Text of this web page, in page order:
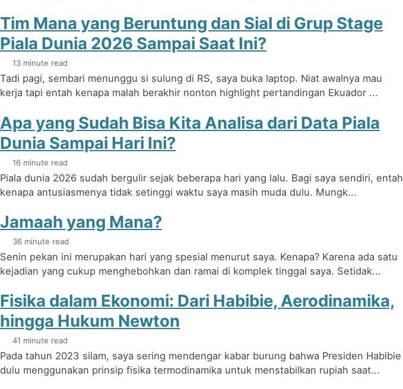
Tim Mana yang Beruntung dan Sial di Grup Stage
Piala Dunia 2026 Sampai Saat Ini?
13 minute read
Tadi pagi, sembari menunggu si sulung di RS, saya buka laptop. Niat awalnya mau
kerja tapi entah kenapa malah berakhir nonton highlight pertandingan Ekuador ...
Apa yang Sudah Bisa Kita Analisa dari Data Piala
Dunia Sampai Hari Ini?
16 minute read
Piala dunia 2026 sudah bergulir sejak beberapa hari yang lalu. Bagi saya sendiri, entah
kenapa antusiasmenya tidak setinggi waktu saya masih muda dulu. Mungk...
Jamaah yang Mana?
36 minute read
Senin pekan ini merupakan hari yang spesial menurut saya. Kenapa? Karena ada satu
kejadian yang cukup menghebohkan dan ramai di komplek tinggal saya. Setidak...
Fisika dalam Ekonomi: Dari Habibie, Aerodinamika,
hingga Hukum Newton
41 minute read
Pada tahun 2023 silam, saya sering mendengar kabar burung bahwa Presiden Habibie
dulu menggunakan prinsip fisika termodinamika untuk menstabilkan rupiah saat...